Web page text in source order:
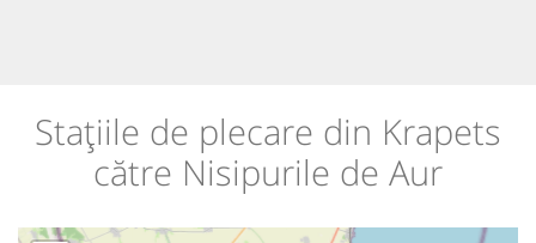
Stațiile de plecare din Krapets
către Nisipurile de Aur